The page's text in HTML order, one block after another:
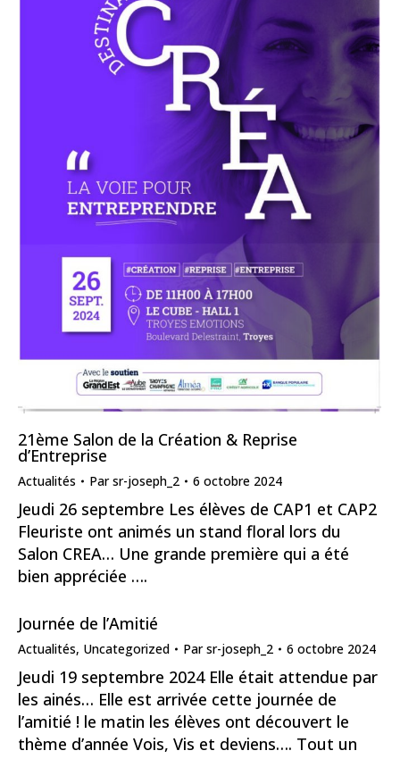
21ème Salon de la Création & Reprise
d’Entreprise
Actualités Parsr-joseph_2 6 octobre 2024
Jeudi 26 septembre Les élèves de CAP1 et CAP2
Fleuriste ont animés un stand floral lors du
Salon CREA… Une grande première qui a été
bien appréciée ….
Journée de l’Amitié
Actualités, Uncategorized Parsr-joseph_2 6 octobre 2024
Jeudi 19 septembre 2024 Elle était attendue par
les ainés… Elle est arrivée cette journée de
l’amitié ! le matin les élèves ont découvert le
thème d’année Vois, Vis et deviens…. Tout un